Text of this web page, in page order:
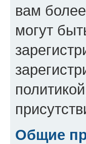
вам
могут
Общие